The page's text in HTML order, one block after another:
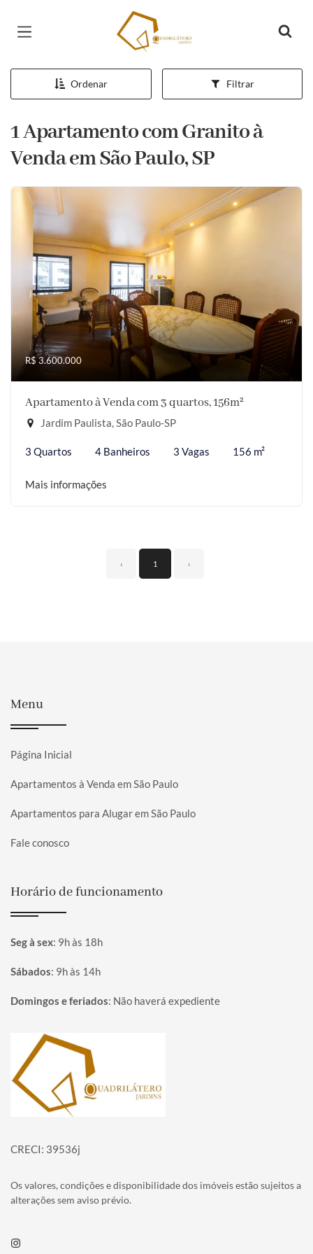
Página inicial
Ordenar Filtrar
1 Apartamento com Granito à
Venda em São Paulo, SP
R$ 3.600.000
Apartamento à Venda com 3 quartos, 156m²
Jardim Paulista, São Paulo-SP
3 Quartos 4 Banheiros 3 Vagas 156 m²
Mais informações
‹ 1 ›
Menu
Página Inicial
Apartamentos à Venda em São Paulo
Apartamentos para Alugar em São Paulo
Fale conosco
Horário de funcionamento
Seg à sex: 9h às 18h
Sábados: 9h às 14h
Domingos e feriados: Não haverá expediente
Página inicial
CRECI: 39536j
Os valores, condições e disponibilidade dos imóveis estão sujeitos a
alterações sem aviso prévio.
Instagram